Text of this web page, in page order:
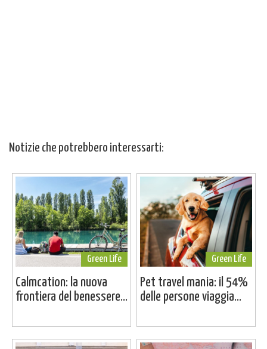
Notizie che potrebbero interessarti:
Green Life
Calmcation: la nuova
frontiera del benessere...
Green Life
Pet travel mania: il 54%
delle persone viaggia...